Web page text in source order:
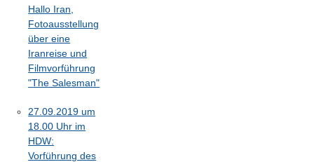
Hallo Iran,
Fotoausstellung
über eine
Iranreise und
Filmvorführung
"The Salesman"
27.09.2019 um
18.00 Uhr im
HDW:
Vorführung des